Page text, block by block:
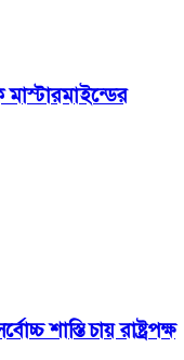
শাস্তি চায় রাষ্ট্রপক্ষ